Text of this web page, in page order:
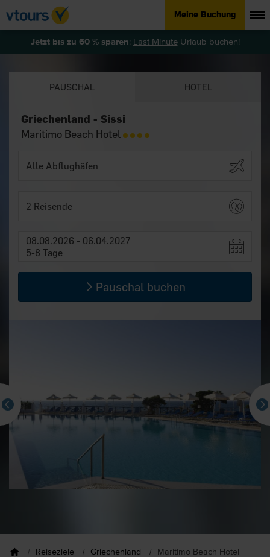
Meine Buchung
Jetzt bis zu 60 % sparen: Last MinuteUrlaub buchen!
PAUSCHAL HOTEL
Griechenland - Sissi
Maritimo Beach Hotel
2 Reisende
08.08.2026 - 06.04.2027
5-8 Tage
Pauschal buchen
Reiseziele Griechenland Maritimo Beach Hotel